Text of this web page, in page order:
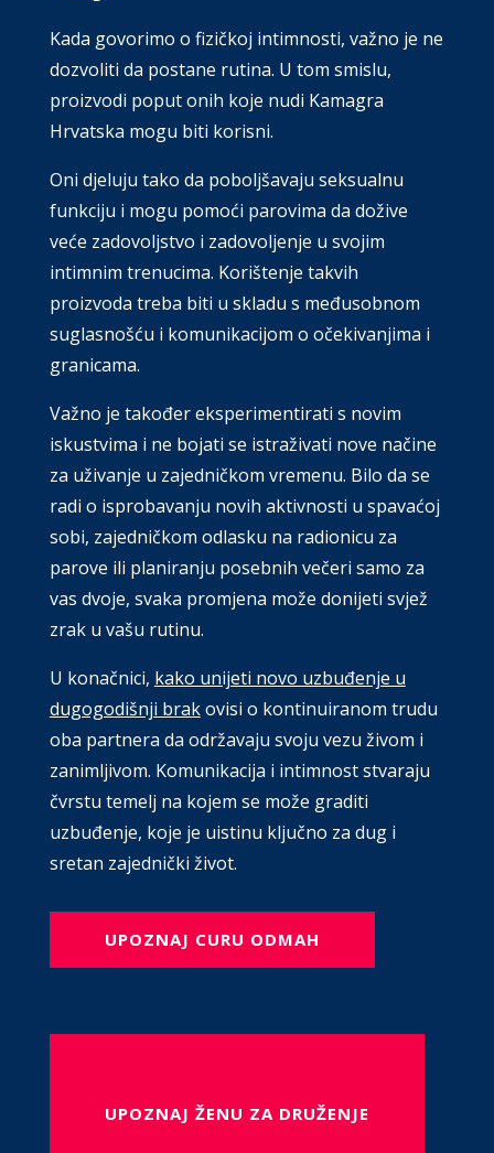
Kada govorimo o fizičkoj intimnosti, važno je ne
dozvoliti da postane rutina. U tom smislu,
proizvodi poput onih koje nudi Kamagra
Hrvatska mogu biti korisni.
Oni djeluju tako da poboljšavaju seksualnu
funkciju i mogu pomoći parovima da dožive
veće zadovoljstvo i zadovoljenje u svojim
intimnim trenucima. Korištenje takvih
proizvoda treba biti u skladu s međusobnom
suglasnošću i komunikacijom o očekivanjima i
granicama.
Važno je također eksperimentirati s novim
iskustvima i ne bojati se istraživati nove načine
za uživanje u zajedničkom vremenu. Bilo da se
radi o isprobavanju novih aktivnosti u spavaćoj
sobi, zajedničkom odlasku na radionicu za
parove ili planiranju posebnih večeri samo za
vas dvoje, svaka promjena može donijeti svjež
zrak u vašu rutinu.
U konačnici, kako unijeti novo uzbuđenje u
dugogodišnji brakovisi o kontinuiranom trudu
oba partnera da održavaju svoju vezu živom i
zanimljivom. Komunikacija i intimnost stvaraju
čvrstu temelj na kojem se može graditi
uzbuđenje, koje je uistinu ključno za dug i
sretan zajednički život.
UPOZNAJ CURU ODMAH
UPOZNAJ ŽENU ZA DRUŽENJE